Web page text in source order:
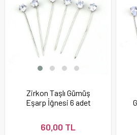
Zirkon Taşlı Gümüş
Eşarp İğnesi 6 adet
60,00 TL